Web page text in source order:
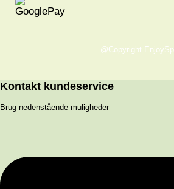
@Copyright
Kontakt kundeservice
Brug nedenstående muligheder